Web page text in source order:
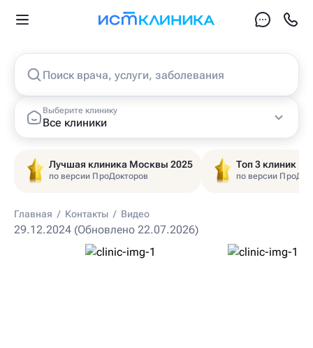
Поиск врача, услуги, заболевания
Выберите клинику
Все клиники
Лучшая клиника Москвы 2025
по версии ПроДокторов
Топ 3 клиник
по версии
Главная / Контакты / Видео
29.12.2024 (Обновлено 22.07.2026)